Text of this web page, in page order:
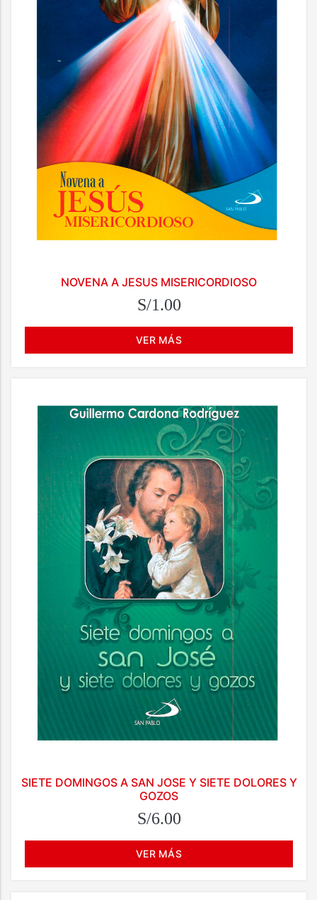
NOVENA A JESUS MISERICORDIOSO
S/1.00
VER MÁS
SIETE DOMINGOS A SAN JOSE Y SIETE DOLORES Y
GOZOS
S/6.00
VER MÁS